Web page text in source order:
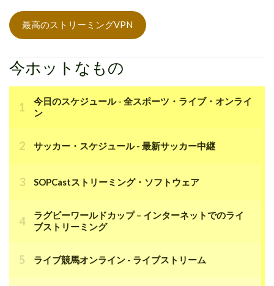
最高のストリーミングVPN
今ホットなもの
今日のスケジュール - 全スポーツ・ライブ・オンライ
ン
サッカー・スケジュール - 最新サッカー中継
SOPCastストリーミング・ソフトウェア
ラグビーワールドカップ – インターネットでのライ
ブストリーミング
ライブ競馬オンライン - ライブストリーム